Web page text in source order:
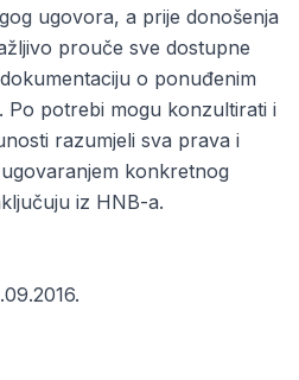
ugovora, a prije donošenja
prouče sve dostupne
o ponuđenim
Po potrebi mogu konzultirati i
razumjeli sva prava i
konkretnog
iz HNB-a.